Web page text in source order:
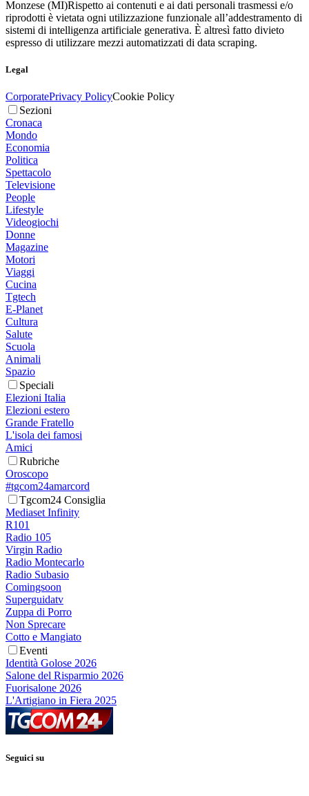
Monzese (MI)Rispetto ai contenuti e ai dati personali trasmessi e/o
riprodotti è vietata ogni utilizzazione funzionale all’addestramento di
sistemi di intelligenza artificiale generativa. È altresì fatto divieto
espresso di utilizzare mezzi automatizzati di data scraping.
Legal
CorporatePrivacy PolicyCookie Policy
Sezioni
Cronaca
Mondo
Economia
Politica
Spettacolo
Televisione
People
Lifestyle
Videogiochi
Donne
Magazine
Motori
Viaggi
Cucina
Tgtech
E-Planet
Cultura
Salute
Scuola
Animali
Spazio
Speciali
Elezioni Italia
Elezioni estero
Grande Fratello
L'isola dei famosi
Amici
Rubriche
Oroscopo
#tgcom24amarcord
Tgcom24 Consiglia
Mediaset Infinity
R101
Radio 105
Virgin Radio
Radio Montecarlo
Radio Subasio
Comingsoon
Superguidatv
Zuppa di Porro
Non Sprecare
Cotto e Mangiato
Eventi
Identità Golose 2026
Salone del Risparmio 2026
Fuorisalone 2026
L'Artigiano in Fiera 2025
Seguici su